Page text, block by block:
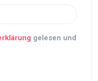
gelesen und